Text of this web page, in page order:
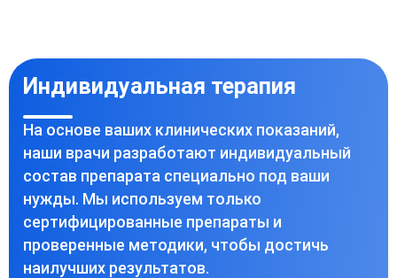
Индивидуальная терапия
На основе ваших клинических показаний,
наши врачи разработают индивидуальный
состав препарата специально под ваши
нужды. Мы используем только
сертифицированные препараты и
проверенные методики, чтобы достичь
наилучших результатов.